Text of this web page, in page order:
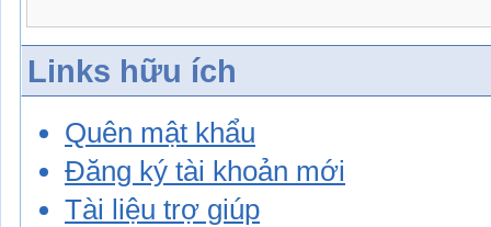
Links hữu ích
Quên mật khẩu
Đăng ký tài khoản mới
Tài liệu trợ giúp